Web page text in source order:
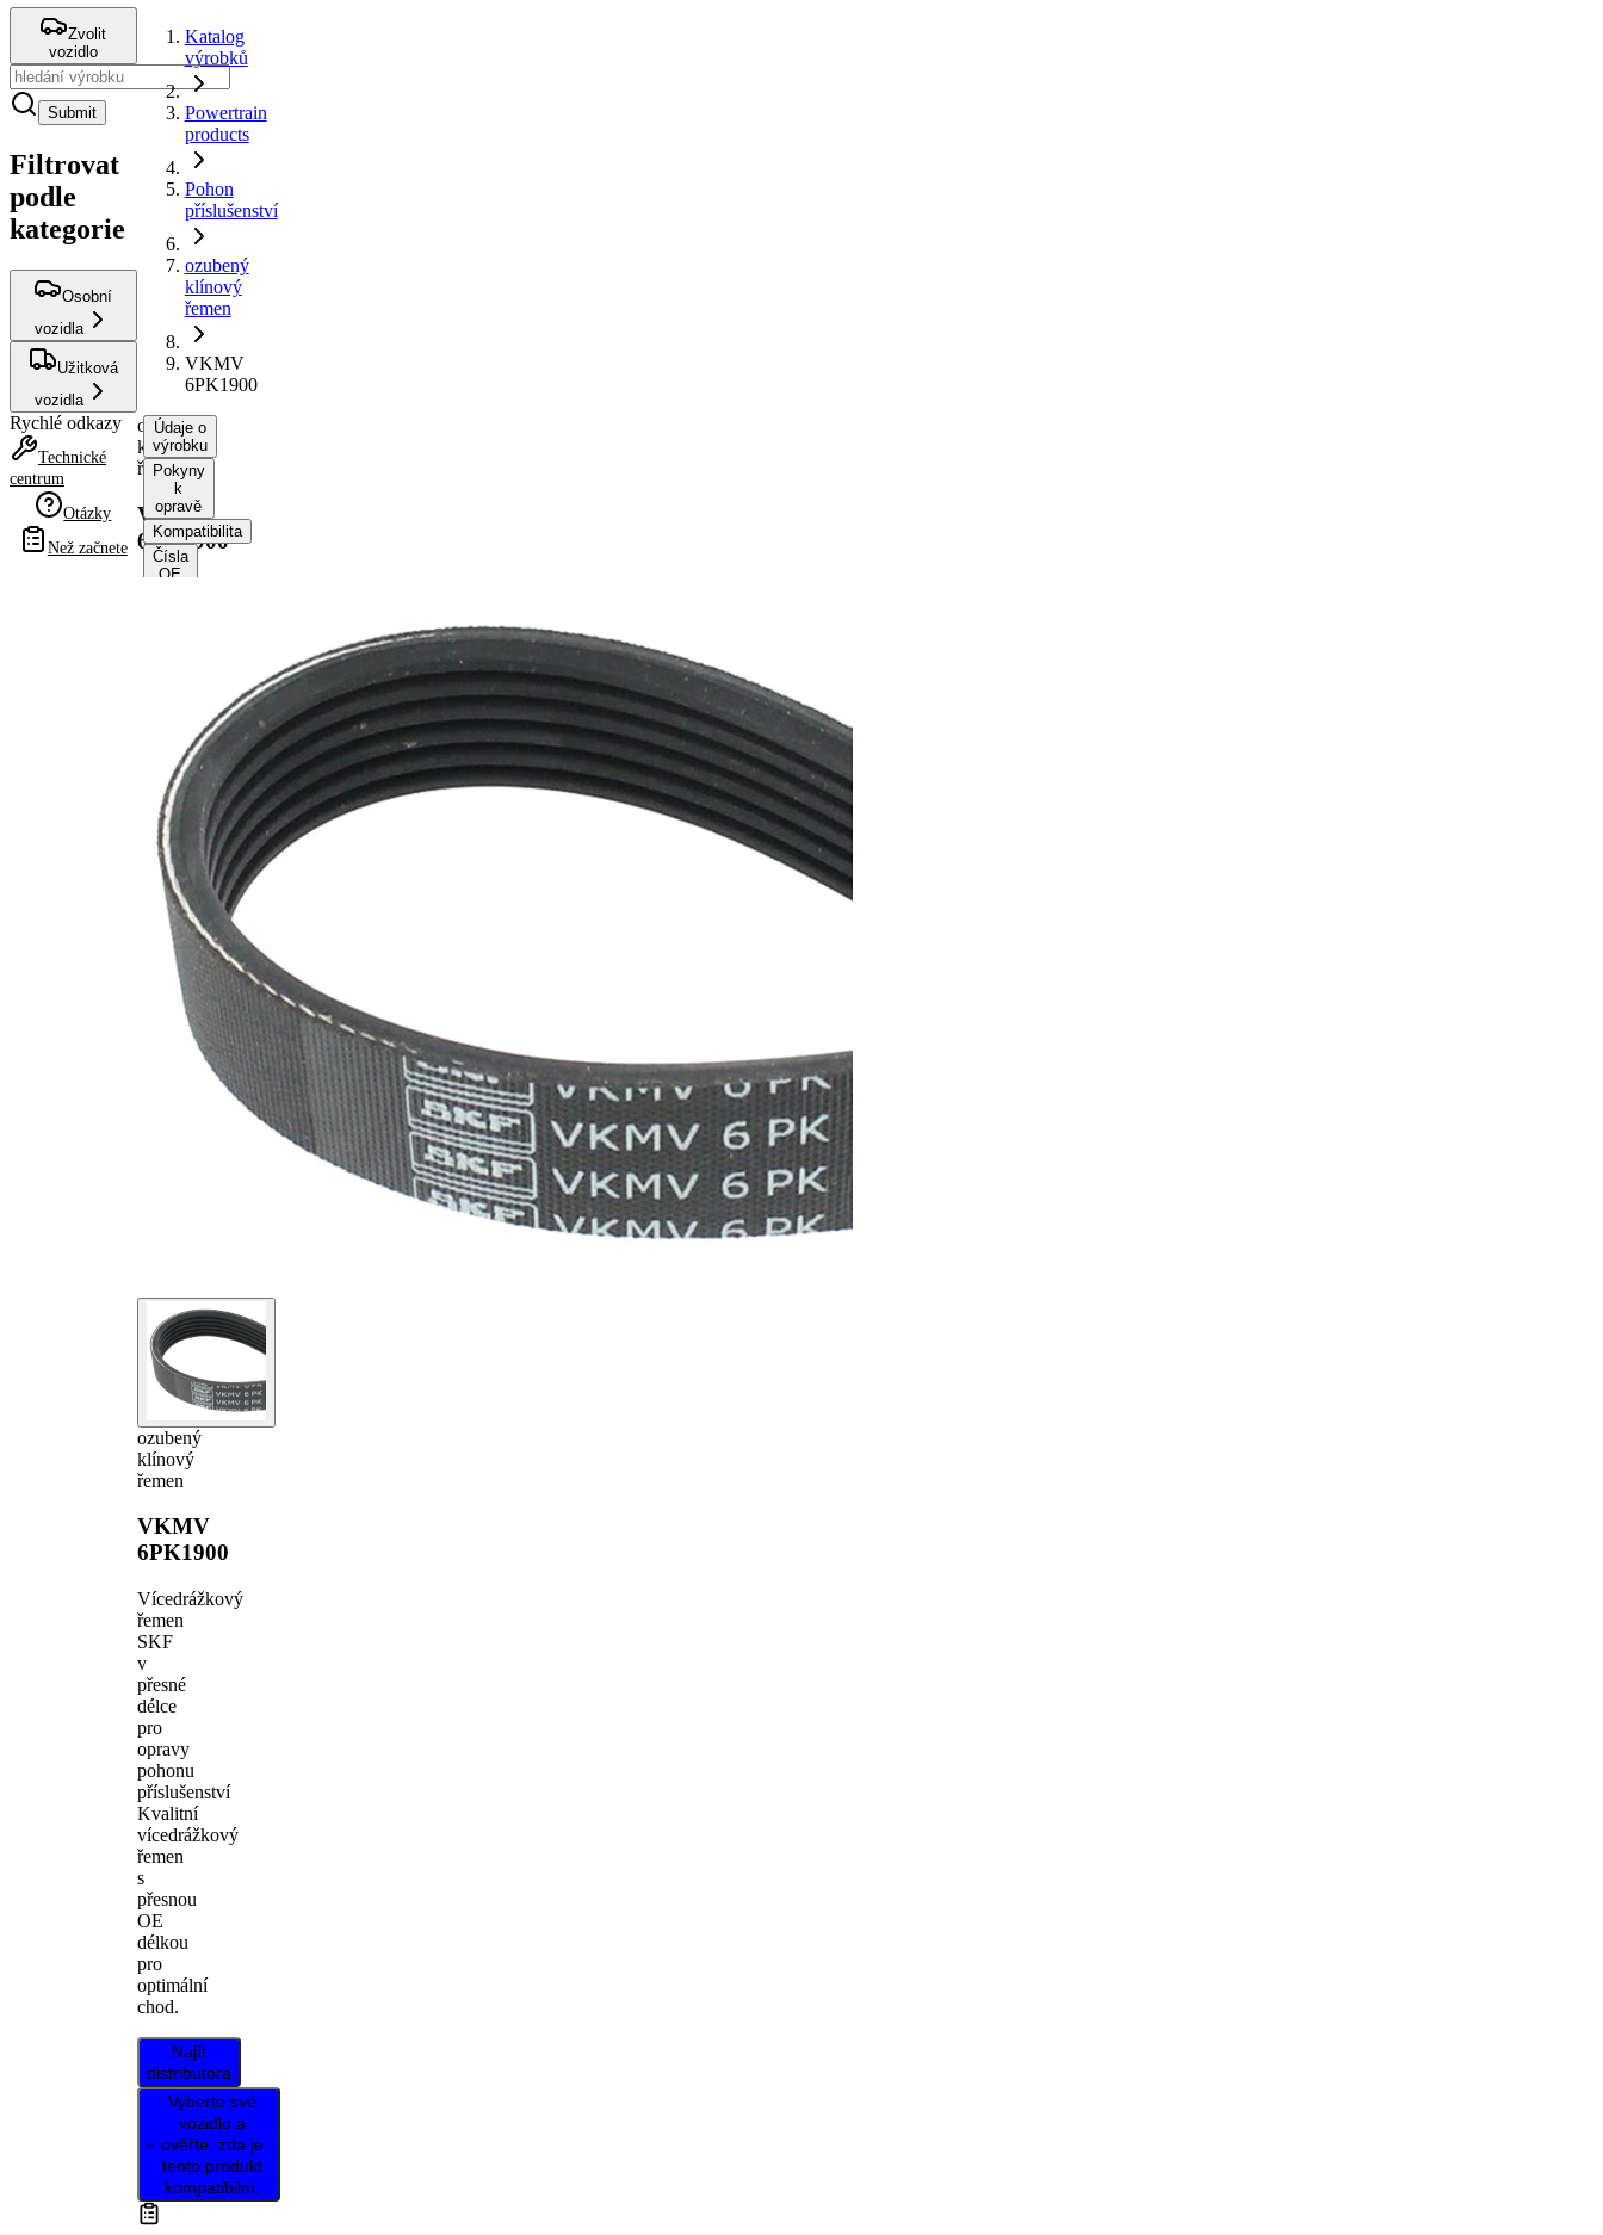
Zvolit
vozidlo
Submit
Filtrovat
podle
kategorie
Osobní
vozidla
Užitková
vozidla
Rychlé odkazy
Technické
centrum
Otázky
Než začnete
Katalog
výrobků
Powertrain
products
Pohon
příslušenství
ozubený
klínový
řemen
VKMV
6PK1900
ozubený
klínový
řemen
VKMV
6PK1900
ozubený
klínový
řemen
VKMV
6PK1900
Vícedrážkový
řemen
SKF
v
přesné
délce
pro
opravy
pohonu
příslušenství
Kvalitní
vícedrážkový
řemen
s
přesnou
OE
délkou
pro
optimální
chod.
Najít
distributora
Vyberte své
vozidlo a
ověřte, zda je
tento produkt
kompatibilní.
Údaje o
výrobku
Pokyny
k
opravě
Kompatibilita
Čísla
OE
Hodnota
1900 mm
21,36 mm
Barva
černá
Počet
žeber
6
SVHC
Žádná
SVHC
substance
Materiál
řemene
EPDM
(Ethylen-
Propylen-
Dien-
Kautschuk)